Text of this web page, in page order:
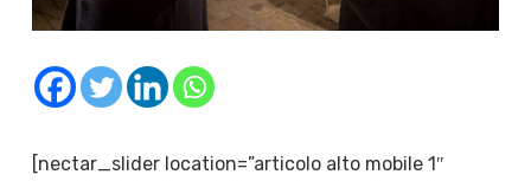
[nectar_slider location=”articolo alto mobile 1″